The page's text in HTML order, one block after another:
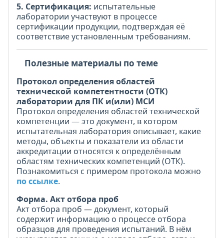
5. Сертификация: испытательные
лаборатории участвуют в процессе
сертификации продукции, подтверждая её
соответствие установленным требованиям.
Полезные материалы по теме
Протокол определения областей
технической компетентности (ОТК)
лаборатории для ПК и(или) МСИ
Протокол определения областей технической
компетенции — это документ, в котором
испытательная лаборатория описывает, какие
методы, объекты и показатели из области
аккредитации относятся к определённым
областям технических компетенций (ОТК).
Познакомиться с примером протокола можно
по ссылке.
Форма. Акт отбора проб
Акт отбора проб — документ, который
содержит информацию о процессе отбора
образцов для проведения испытаний. В нём